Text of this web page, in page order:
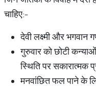
चाहिए:-
देवी लक्ष्मी और भगवान
गुरुवार को छोटी
स्थिति पर सकारात्मक
मनवांछित फल पाने के